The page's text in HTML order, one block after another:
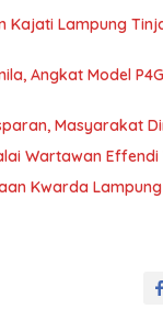
Kajati Lampung
Angkat Model
Masyarakat
Wartawan Effendi
Kwarda